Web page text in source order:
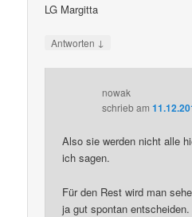
LG Margitta
Antworten ↓
nowak
schriebam
Also sie werden nicht alle
ich sagen.
Für den Rest wird man
ja gut spontan entscheiden.